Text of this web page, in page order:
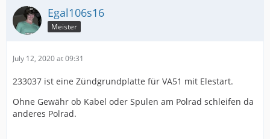
Egal106s16
Meister
July 12, 2020 at 09:31
233037 ist eine Zündgrundplatte für VA51 mit Elestart.
Ohne Gewähr ob Kabel oder Spulen am Polrad schleifen da
anderes Polrad.